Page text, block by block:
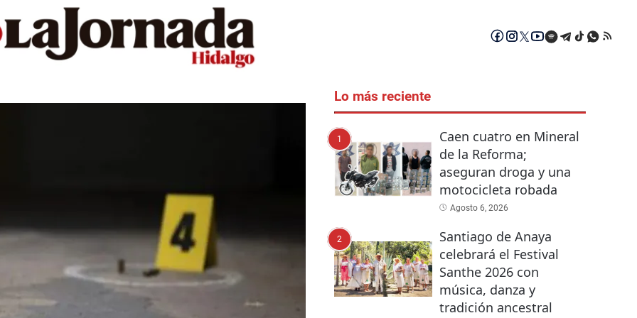
Lo más reciente
1
Caen cuatro en Mineral
de la Reforma;
aseguran droga y una
motocicleta robada
Agosto 6, 2026
2
Santiago de Anaya
celebrará el Festival
Santhe 2026 con
música, danza y
tradición ancestral